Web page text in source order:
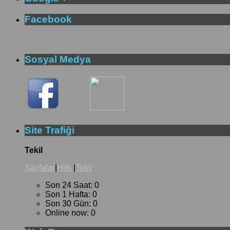
Facebook
Sosyal Medya
Site Trafiği
Tekil
Sayfalar Hits Tekil
Son 24 Saat: 0
Son 1 Hafta: 0
Son 30 Gün: 0
Online now: 0